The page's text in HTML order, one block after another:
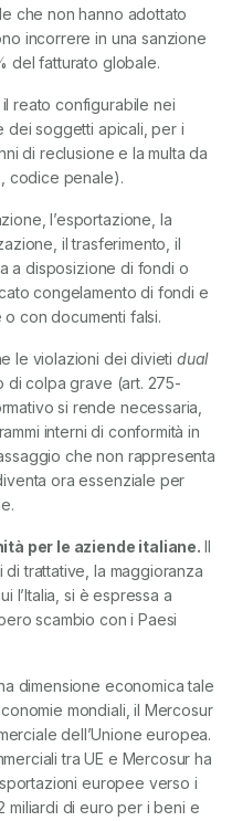
che non hanno adottato
incorrere in una sanzione
del fatturato globale.
reato configurabile nei
dei soggetti apicali, per i
di reclusione e la multa da
codice penale).
l’esportazione, la
il trasferimento, il
a disposizione di fondi o
congelamento di fondi e
con documenti falsi.
le violazioni dei divieti dual
di colpa grave (art. 275-
si rende necessaria,
interni di conformità in
che non rappresenta
ora essenziale per
per le aziende italiane. Il
trattative, la maggioranza
l’Italia, si è espressa a
scambio con i Paesi
dimensione economica tale
mondiali, il Mercosur
dell’Unione europea.
tra UE e Mercosur ha
europee verso i
miliardi di euro per i beni e